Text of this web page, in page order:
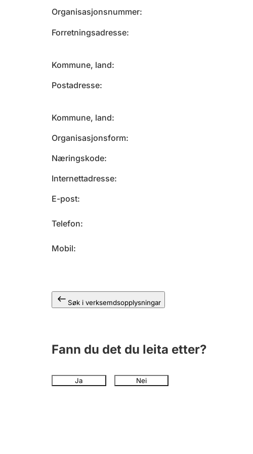
Organisasjonsnummer
Forretningsadresse
Kommune, land
Postadresse
Kommune, land
Organisasjonsform
Næringskode
Internettadresse
E-post
Telefon
Mobil
Søk i verksemdsopplysningar
Fann du det du leita etter?
Ja Nei